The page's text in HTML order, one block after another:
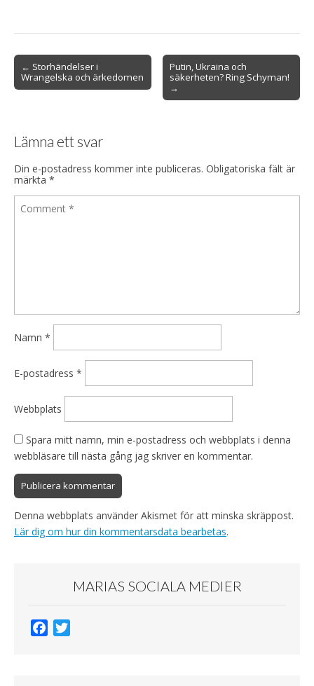
Post
navigation
← Storhändelser i
Wrangelska och ärkedomen
Putin, Ukraina och
säkerheten? Ring Schyman!
→
Lämna ett svar
Din e-postadress kommer inte publiceras. Obligatoriska fält är
märkta *
Namn *
E-postadress *
Webbplats
Spara mitt namn, min e-postadress och webbplats i denna
webbläsare till nästa gång jag skriver en kommentar.
Denna webbplats använder Akismet för att minska skräppost.
Lär dig om hur din kommentarsdata bearbetas.
MARIAS SOCIALA MEDIER